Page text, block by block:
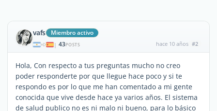
vafs Miembro activo
| 43POSTS hace 10 años #2
Hola, Con respecto a tus preguntas mucho no creo
poder responderte por que llegue hace poco y si te
respondo es por lo que me han comentado a mi gente
conocida que vive desde hace ya varios años. El sistema
de salud publico no es ni malo ni bueno, para lo básico